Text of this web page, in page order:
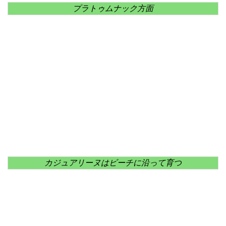
プラトゥムナック方面
カジュアリーヌはビーチに沿って育つ